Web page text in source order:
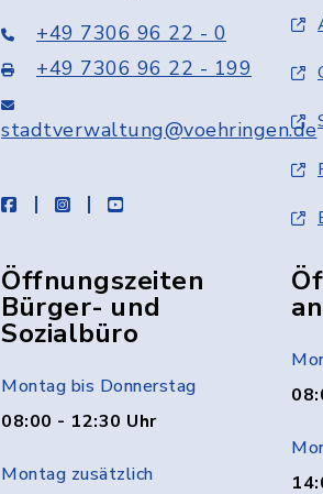
+49 7306 96 22 - 0
+49 7306 96 22 - 199
stadtverwaltung@voehringen.de
facebookinstagramyoutube
Öffnungszeiten
Bürger- und
Sozialbüro
Montag bis Donnerstag
08:00 - 12:30 Uhr
Montag zusätzlich